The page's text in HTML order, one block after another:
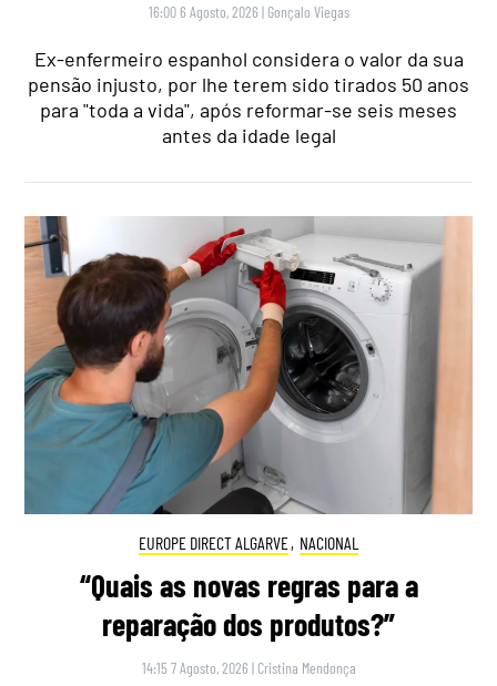
16:00 6 Agosto, 2026 | Gonçalo Viegas
Ex-enfermeiro espanhol considera o valor da sua
pensão injusto, por lhe terem sido tirados 50 anos
para "toda a vida", após reformar-se seis meses
antes da idade legal
EUROPE DIRECT ALGARVE, NACIONAL
“Quais as novas regras para a
reparação dos produtos?”
14:15 7 Agosto, 2026 | Cristina Mendonça